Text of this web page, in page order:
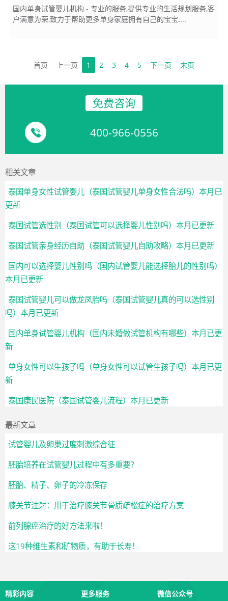
国内单身试管婴儿机构 - 专业的服务,提供专业的生活规划服务,客
户满意为荣,致力于帮助更多单身家庭拥有自己的宝宝....
首页 上一页 1 2 3 4 5 下一页 末页
免费咨询
400-966-0556
相关文章
泰国单身女性试管婴儿（泰国试管婴儿单身女性合法吗）本月已
更新
泰国试管选性别（泰国试管可以选择婴儿性别吗）本月已更新
泰国试管亲身经历自助（泰国试管婴儿自助攻略）本月已更新
国内可以选择婴儿性别吗（国内试管婴儿能选择胎儿的性别吗）
本月已更新
泰国试管婴儿可以做龙凤胎吗（泰国试管婴儿真的可以选性别
吗）本月已更新
国内单身试管婴儿机构（国内未婚做试管机构有哪些）本月已更
新
单身女性可以生孩子吗（单身女性可以试管生孩子吗）本月已更
新
泰国康民医院（泰国试管婴儿流程）本月已更新
最新文章
试管婴儿及卵巢过度刺激综合征
胚胎培养在试管婴儿过程中有多重要？
胚胎、精子、卵子的冷冻保存
膝关节注射：用于治疗膝关节骨质疏松症的治疗方案
前列腺癌治疗的好方法来啦！
这19种维生素和矿物质，有助于长寿！
精彩内容 更多服务 微信公众号